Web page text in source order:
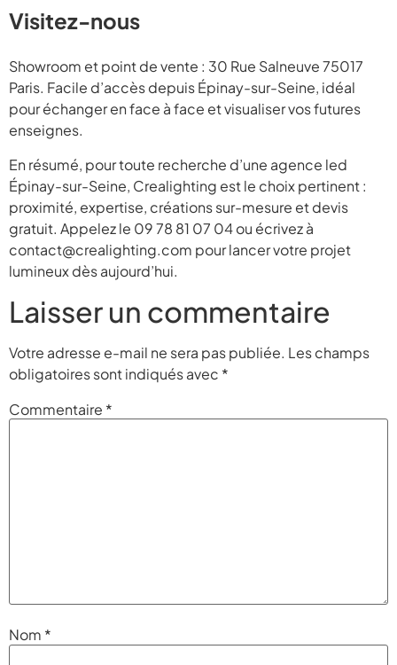
Visitez-nous
Showroom et point de vente : 30 Rue Salneuve 75017
Paris. Facile d’accès depuis Épinay-sur-Seine, idéal
pour échanger en face à face et visualiser vos futures
enseignes.
En résumé, pour toute recherche d’une agence led
Épinay-sur-Seine, Crealighting est le choix pertinent :
proximité, expertise, créations sur-mesure et devis
gratuit. Appelez le 09 78 81 07 04 ou écrivez à
contact@crealighting.com pour lancer votre projet
lumineux dès aujourd’hui.
Laisser un commentaire
Votre adresse e-mail ne sera pas publiée. Les champs
obligatoires sont indiqués avec *
Commentaire *
Nom *